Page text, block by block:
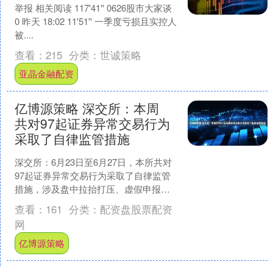
举报 相关阅读 117'41'' 0626股市大家谈
0 昨天 18:02 11'51'' 一季度亏损且实控人
被....
查看： 215 分类： 世诚策略
亚晶金融配资
亿博源策略 深交所：本周
共对97起证券异常交易行为
采取了自律监管措施
深交所：6月23日至6月27日，本所共对
97起证券异常交易行为采取了自律监管
措施，涉及盘中拉抬打压、虚假申报等
异常交易情形；共对10起上市公司重大
事项进行核查，....
查看： 161 分类： 配资盘股票配资
网
亿博源策略